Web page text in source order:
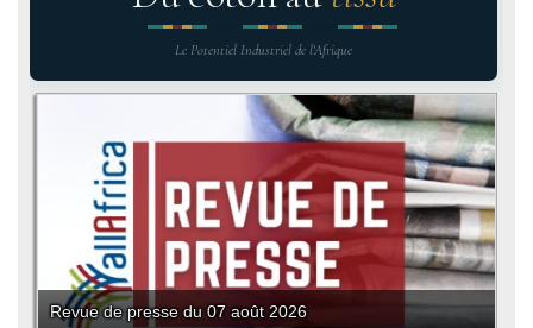
Le Potentiel Industriel de l'Afrique
Revue de presse du 07 août 2026